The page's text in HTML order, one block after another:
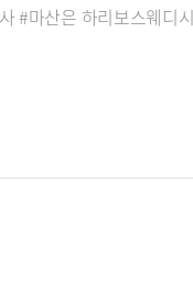
#마산은 하리보스웨디